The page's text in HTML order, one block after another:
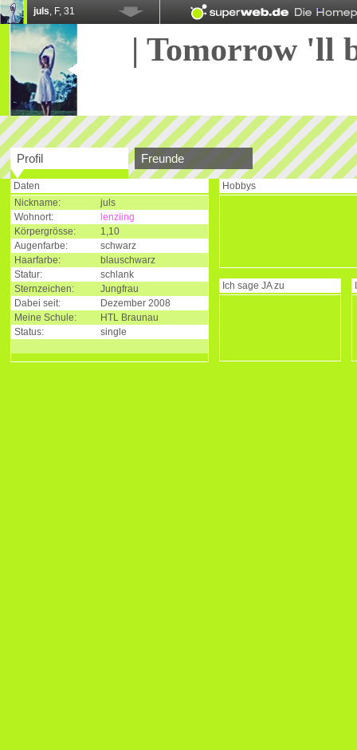
juls, F, 31
| Tomorrow 'll
Profil Freunde
Daten
Nickname:
juls
Wohnort:
lenziing
Körpergrösse:
1,10
Augenfarbe:
schwarz
Haarfarbe:
blauschwarz
Statur:
schlank
Sternzeichen:
Jungfrau
Dabei seit:
Dezember 2008
Meine Schule:
HTL Braunau
Status:
single
Hobbys
Ich sage JAzu